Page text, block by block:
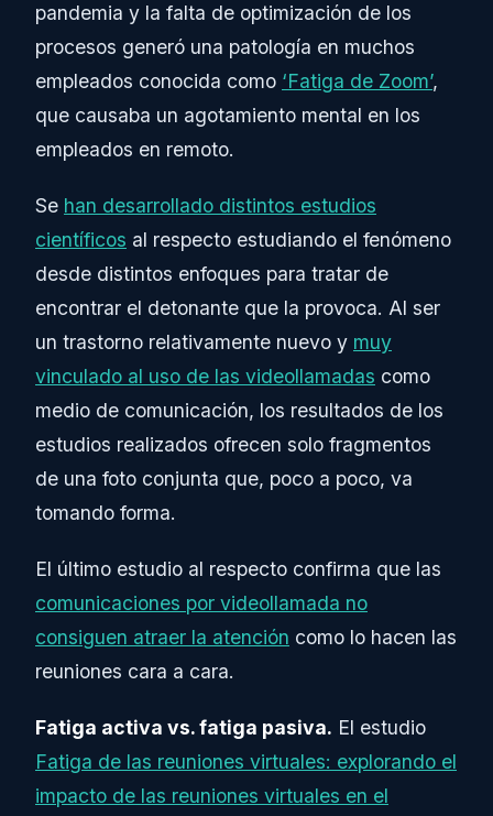
pandemia y la falta de optimización de los
procesos generó una patología en muchos
empleados conocida como ‘Fatiga de Zoom’,
que causaba un agotamiento mental en los
empleados en remoto.
Se han desarrollado distintos estudios
científicos al respecto estudiando el fenómeno
desde distintos enfoques para tratar de
encontrar el detonante que la provoca. Al ser
un trastorno relativamente nuevo y muy
vinculado al uso de las videollamadas como
medio de comunicación, los resultados de los
estudios realizados ofrecen solo fragmentos
de una foto conjunta que, poco a poco, va
tomando forma.
El último estudio al respecto confirma que las
comunicaciones por videollamada no
consiguen atraer la atención como lo hacen las
reuniones cara a cara.
Fatiga activa vs. fatiga pasiva. El estudio
Fatiga de las reuniones virtuales: explorando el
impacto de las reuniones virtuales en el